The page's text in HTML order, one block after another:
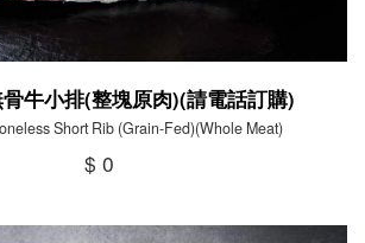
牛小排(整塊原肉)(請電話訂購)
Short Rib (Grain-Fed)(Whole Meat)
$ 0